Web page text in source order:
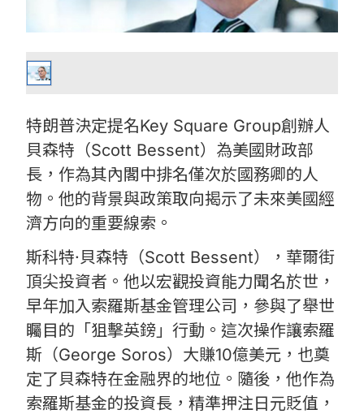
特朗普決定提名Key Square Group創辦人
貝森特（Scott Bessent）為美國財政部
長，作為其內閣中排名僅次於國務卿的人
物。他的背景與政策取向揭示了未來美國經
濟方向的重要線索。
斯科特·貝森特（Scott Bessent），華爾街
頂尖投資者。他以宏觀投資能力聞名於世，
早年加入索羅斯基金管理公司，參與了舉世
矚目的「狙擊英鎊」行動。這次操作讓索羅
斯（George Soros）大賺10億美元，也奠
定了貝森特在金融界的地位。隨後，他作為
索羅斯基金的投資長，精準押注日元貶值，